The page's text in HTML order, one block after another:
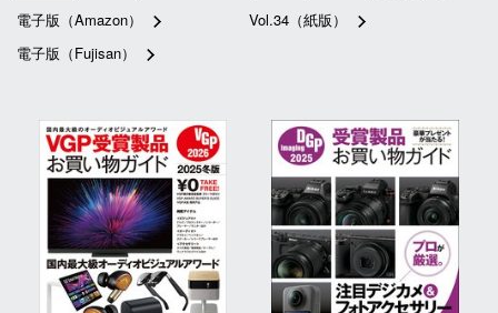
電子版（Amazon）
電子版（Fujisan）
Vol.34（紙版）